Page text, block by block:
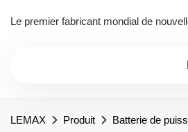
Le premier fabricant mondial de
LEMAX Produit Batterie de